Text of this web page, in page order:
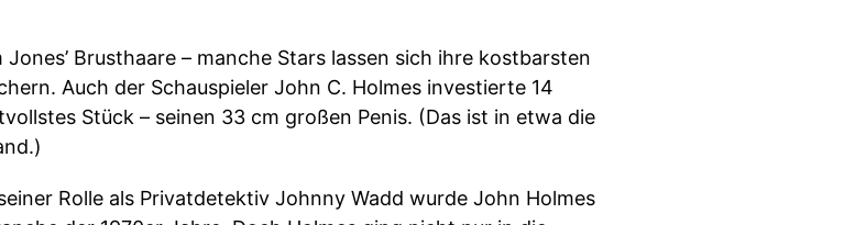
Brusthaare – manche Stars lassen sich ihre kostbarsten
Auch der Schauspieler John C. Holmes investierte 14
Stück – seinen 33 cm großen Penis. (Das ist in etwa die
Rolle als Privatdetektiv Johnny Wadd wurde John Holmes